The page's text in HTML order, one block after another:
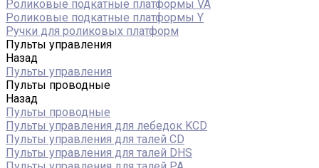
Роликовые подкатные платформы VA
Роликовые подкатные платформы Y
Ручки для роликовых платформ
Пульты управления
Назад
Пульты управления
Пульты проводные
Назад
Пульты проводные
Пульты управления для лебедок KCD
Пульты управления для талей CD
Пульты управления для талей DHS